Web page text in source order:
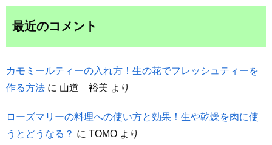
最近のコメント
カモミールティーの入れ方！生の花でフレッシュティーを
作る方法 に 山道 裕美 より
ローズマリーの料理への使い方と効果！生や乾燥を肉に使
うとどうなる？ に TOMO より